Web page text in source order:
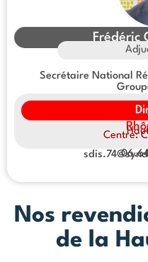
Frédéric
Secrétaire National
Centre:
Nos
de la